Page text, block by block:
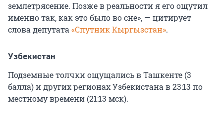
землетрясение. Позже в реальности я его ощутил
именно так, как это было во сне», — цитирует
слова депутата «Спутник Кыргызстан».
Узбекистан
Подземные толчки ощущались в Ташкенте (3
балла) и других регионах Узбекистана в 23:13 по
местному времени (21:13 мск).